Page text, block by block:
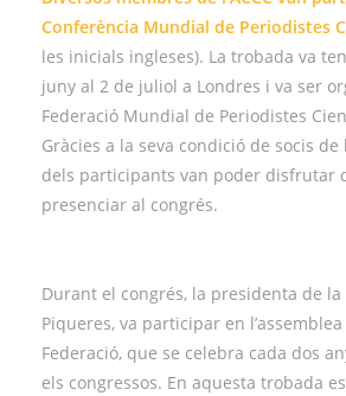
Conferència Mundial de Periodistes
les inicials ingleses). La trobada va
juny al 2 de juliol a Londres i va ser
Federació Mundial de Periodistes
Gràcies a la seva condició de socis de
dels participants van poder disfrutar
presenciar al congrés.
Durant el congrés, la presidenta de la
Piqueres, va participar en
Federació, que se celebra cada dos
els congressos. En aquesta trobada